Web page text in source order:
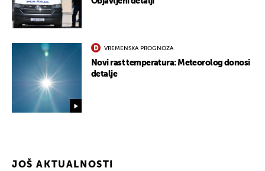
VREMENSKA PROGNOZA
Novi rast temperatura: Meteorolog donosi
detalje
JOŠ AKTUALNOSTI
UKLJUČITE NOTIFIKACIJE